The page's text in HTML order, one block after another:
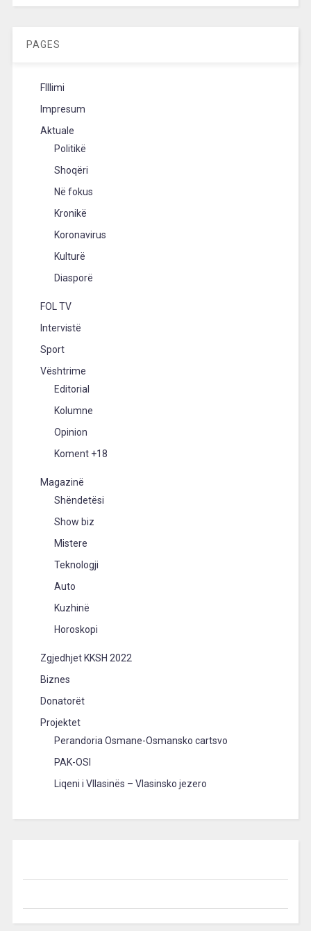
PAGES
FIllimi
Impresum
Aktuale
Politikë
Shoqëri
Në fokus
Kronikë
Koronavirus
Kulturë
Diasporë
FOL TV
Intervistë
Sport
Vështrime
Editorial
Kolumne
Opinion
Koment +18
Magazinë
Shëndetësi
Show biz
Mistere
Teknologji
Auto
Kuzhinë
Horoskopi
Zgjedhjet KKSH 2022
Biznes
Donatorët
Projektet
Perandoria Osmane-Osmansko cartsvo
PAK-OSI
Liqeni i Vllasinës – Vlasinsko jezero